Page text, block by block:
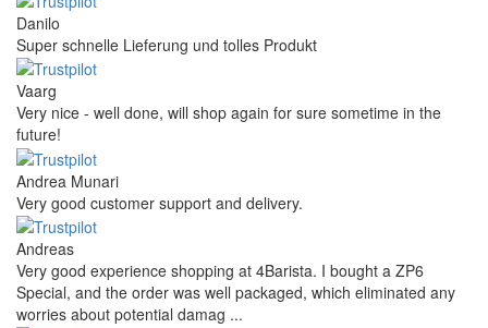
Danilo
Super schnelle Lieferung und tolles Produkt
Vaarg
Very nice - well done, will shop again for sure sometime in the
future!
Andrea Munari
Very good customer support and delivery.
Andreas
Very good experience shopping at 4Barista. I bought a ZP6
Special, and the order was well packaged, which eliminated any
worries about potential damag ...